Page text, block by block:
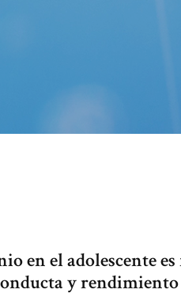
en el adolescente
y